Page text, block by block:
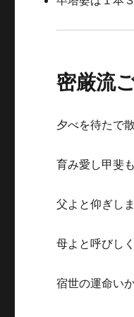
密厳流
夕べを待たで
育み愛し甲斐
父よと仰ぎし
母よと呼びし
宿世の運命い